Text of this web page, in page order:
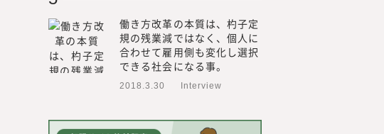
働き方改革の本質は、杓子定
規の残業減ではなく、個人に
合わせて雇用側も変化し選択
できる社会になる事。
2018.3.30 Interview